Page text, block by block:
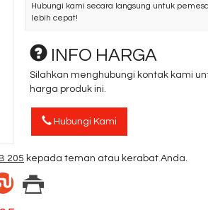
Hubungi kami secara langsung untuk
lebih cepat!
INFO HARGA
Silahkan menghubungi kontak kami
harga produk ini.
Hubungi Kami
205 kepada teman atau kerabat Anda.